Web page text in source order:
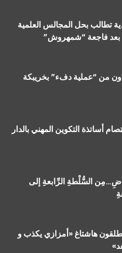
تطالب بحل المجالس العلمية
بعد فاجعة “شمهروش”
أساتذة التكوين المهني بالدار
السُّلْطةِ الرِّابعةِ إلى
هاشتاغ «أمزازي يكذب و